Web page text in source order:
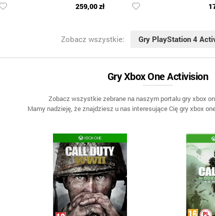
259,00 zł
Zobacz wszystkie: Gry PlayStation 4
Gry Xbox One Activision
Zobacz wszystkie zebrane na naszym portalu gry xbox
Mamy nadzieję, że znajdziesz u nas interesujące Cię gry xbox